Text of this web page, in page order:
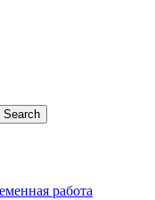
Search
работа